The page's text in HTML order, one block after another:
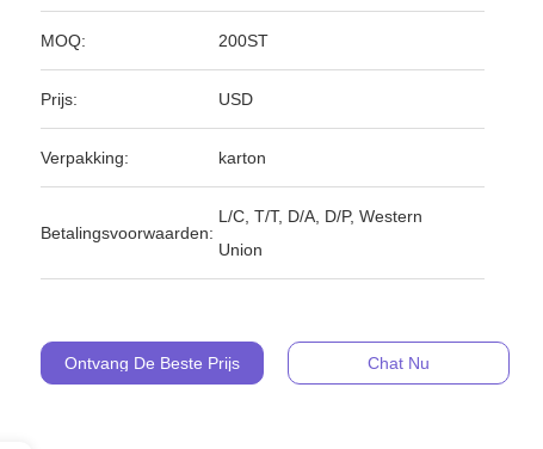
MOQ: 200ST
Prijs: USD
Verpakking: karton
Betalingsvoorwaarden:
L/C, T/T, D/A, D/P, Western
Union
Ontvang De Beste Prijs Chat Nu